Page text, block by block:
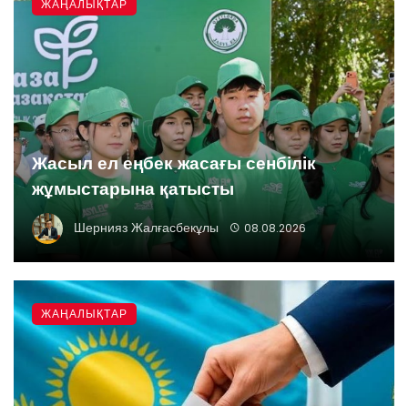
Жасыл ел еңбек жасағы сенбілік
жұмыстарына қатысты
Шернияз Жалғасбекұлы 08.08.2026
ЖАҢАЛЫҚТАР
ЖАҢАЛЫҚТАР